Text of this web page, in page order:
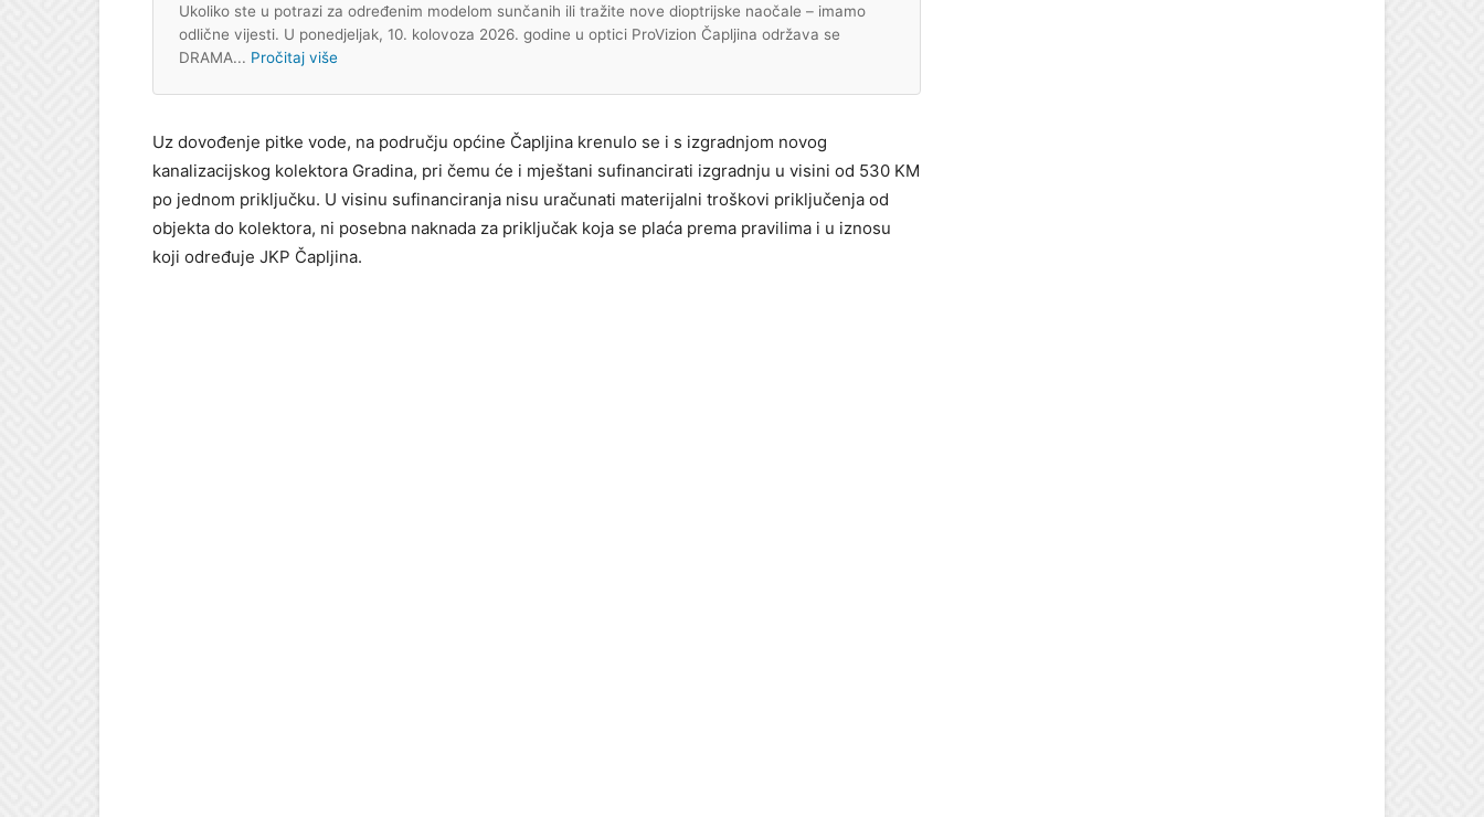
Ukoliko ste u potrazi za određenim modelom sunčanih ili tražite nove dioptrijske naočale – imamo
odlične vijesti. U ponedjeljak, 10. kolovoza 2026. godine u optici ProVizion Čapljina održava se
DRAMA... Pročitaj više
Uz dovođenje pitke vode, na području općine Čapljina krenulo se i s izgradnjom novog
kanalizacijskog kolektora Gradina, pri čemu će i mještani sufinancirati izgradnju u visini od 530 KM
po jednom priključku. U visinu sufinanciranja nisu uračunati materijalni troškovi priključenja od
objekta do kolektora, ni posebna naknada za priključak koja se plaća prema pravilima i u iznosu
koji određuje JKP Čapljina.